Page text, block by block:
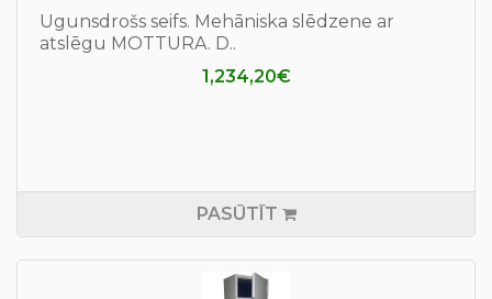
Ugunsdrošs seifs. Mehāniska slēdzene ar
atslēgu MOTTURA. D..
1,234,20€
PASŪTĪT